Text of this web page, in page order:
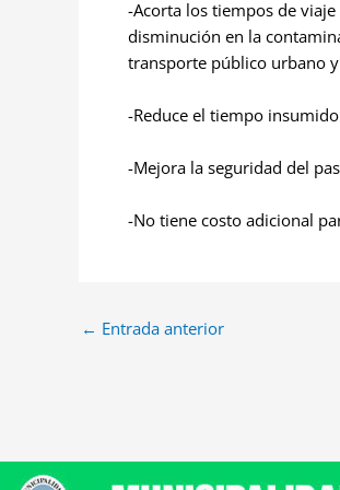
-Acorta los tiempos de
disminución en la
transporte público urbano
-Reduce el tiempo
-Mejora la seguridad del
-No tiene costo adicional
← Entrada anterior